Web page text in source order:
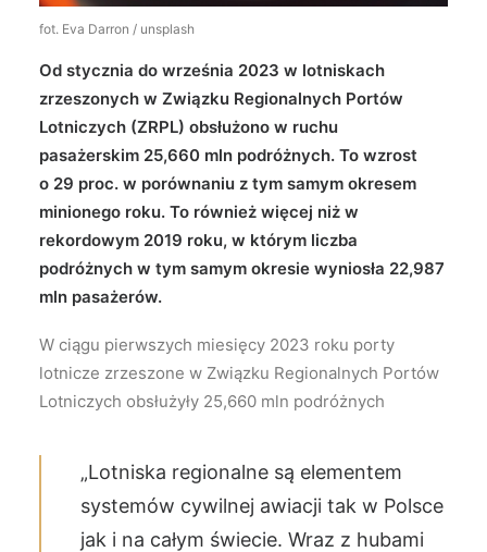
fot. Eva Darron / unsplash
Od stycznia do września 2023 w lotniskach
zrzeszonych w Związku Regionalnych Portów
Lotniczych (ZRPL) obsłużono w ruchu
pasażerskim 25,660 mln podróżnych. To wzrost
o 29 proc. w porównaniu z tym samym okresem
minionego roku. To również więcej niż w
rekordowym 2019 roku, w którym liczba
podróżnych w tym samym okresie wyniosła 22,987
mln pasażerów.
W ciągu pierwszych miesięcy 2023 roku porty
lotnicze zrzeszone w Związku Regionalnych Portów
Lotniczych obsłużyły 25,660 mln podróżnych
„Lotniska regionalne są elementem
systemów cywilnej awiacji tak w Polsce
jak i na całym świecie. Wraz z hubami